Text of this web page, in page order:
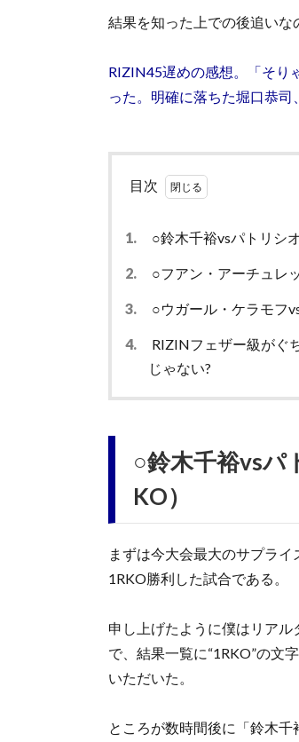
結果を知った上での後追い
RIZIN45遅めの感想。「そり
った。明確に落ちた堀口恭
目次
1. ○鈴木千裕vsパトリシ
2. ○フアン・アーチュレ
3. ○ウガール・ケラモフ
4.
RIZINフェザー級がぐ
じゃない?
○鈴木千裕vsパ
KO）
まずは今大会最大のサプラ
1RKO勝利した試合である。
申し上げたように僕はリアル
で、結果一覧に“1RKO”の文
いただいた。
ところが数時間後に「鈴木